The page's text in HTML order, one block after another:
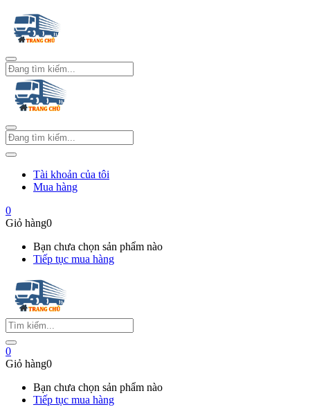
Tài khoản của tôi
Mua hàng
0
Giỏ hàng0
Bạn chưa chọn sản phẩm nào
Tiếp tục mua hàng
0
Giỏ hàng0
Bạn chưa chọn sản phẩm nào
Tiếp tục mua hàng